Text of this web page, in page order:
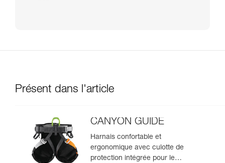
Présent dans l'article
CANYON GUIDE
Harnais confortable et
ergonomique avec culotte de
protection intégrée pour le